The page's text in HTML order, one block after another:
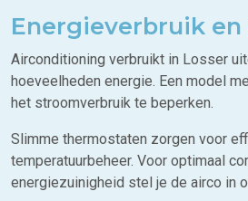
Energieverbruik
Airconditioning verbruikt in Losser
hoeveelheden energie. Een model
het stroomverbruik te beperken.
Slimme thermostaten zorgen voor
temperatuurbeheer. Voor optimaal
energiezuinigheid stel je de airco in